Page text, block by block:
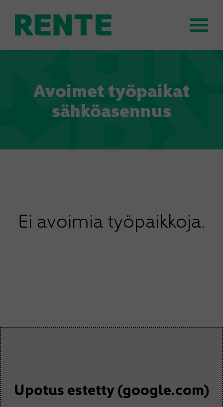
Avoimet työpaikat
sähköasennus
Ei avoimia työpaikkoja.
Upotus estetty (google.com)